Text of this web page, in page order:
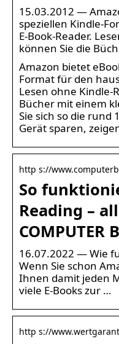
15.03.2012 —
speziellen Kindle-
E-Book-Reader.
können Sie die
Amazon bietet
Format für den
Lesen ohne Kindle-
Bücher mit einem
Sie sich so die rund
Gerät sparen,
http s://
So
Reading –
COMPUTER
16.07.2022 — Wie
Wenn Sie schon
Ihnen damit jeden
viele E-Books zur …
http s://